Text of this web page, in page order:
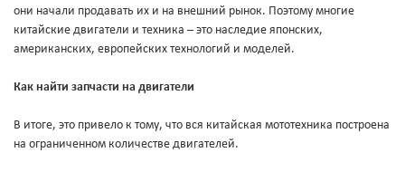
они начали продавать их и на внешний рынок. Поэтому многие
китайские двигатели и техника – это наследие японских,
американских, европейских технологий и моделей.
Как найти запчасти на двигатели
В итоге, это привело к тому, что вся китайская мототехника построена
на ограниченном количестве двигателей.